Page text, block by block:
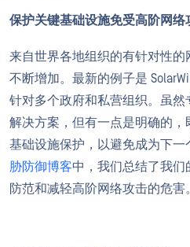
保护关键基础设施免受高阶网络
来自世界各地组织的有针对性
不断增加。最新的例子是
针对多个政府和私营组织。虽
解决方案，但有一点是明确的
基础设施保护，以避免成为下一
胁防御博客中，我们总结了我
防范和减轻高阶网络攻击的危害。